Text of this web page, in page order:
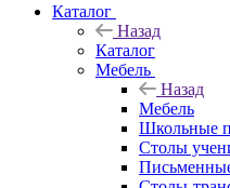
Каталог
Назад
Каталог
Мебель
Назад
Мебель
Школьные
Столы